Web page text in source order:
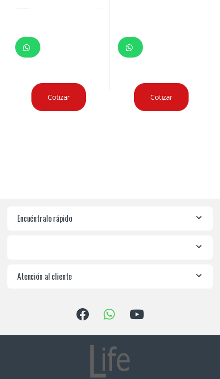
Cotizar Cotizar
Encuéntralo rápido
Atención al cliente